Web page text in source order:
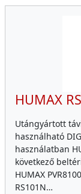
HUMAX
Utángyártott
használható
használatban
következő
HUMAX
RS101N…